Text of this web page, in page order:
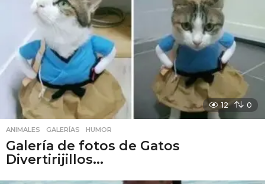
12 0
ANIMALES ,GALERÍAS ,HUMOR
Galería de fotos de Gatos
Divertirijillos...